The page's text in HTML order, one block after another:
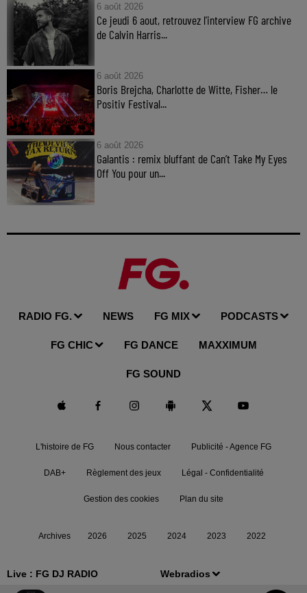
Live : FG DJ RADIO Webradios
6 août 2026
Ce jeudi 6 aout, retrouvez l'interview FG archive
de Calvin Harris...
6 août 2026
Boris Brejcha, Charlotte de Witte, Fisher… le
Positiv Festival...
6 août 2026
Galantis : remix bluffant de Can’t Take My Eyes
Off You pour un...
RADIO FG. NEWS FG MIX PODCASTS
FG CHIC FG DANCE MAXXIMUM
FG SOUND
L'histoire de FG Nous contacter Publicité - Agence FG
DAB+ Règlement des jeux Légal - Confidentialité
Gestion des cookies Plan du site
Archives 2026 2025 2024 2023 2022